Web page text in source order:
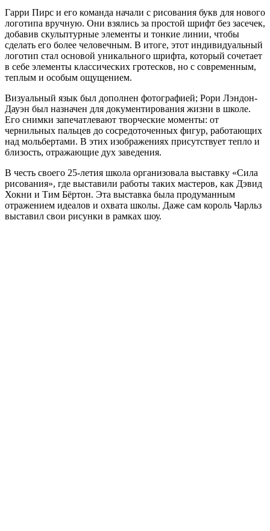
Гарри Пирс и его команда начали с рисования букв для нового
логотипа вручную. Они взялись за простой шрифт без засечек,
добавив скульптурные элементы и тонкие линии, чтобы
сделать его более человечным. В итоге, этот индивидуальный
логотип стал основой уникального шрифта, который сочетает
в себе элементы классических гротесков, но с современным,
теплым и особым ощущением.
Визуальный язык был дополнен фотографией; Рори Лэндон-
Дауэн был назначен для документирования жизни в школе.
Его снимки запечатлевают творческие моменты: от
чернильных пальцев до сосредоточенных фигур, работающих
над мольбертами. В этих изображениях присутствует тепло и
близость, отражающие дух заведения.
В честь своего 25-летия школа организовала выставку «Сила
рисования», где выставили работы таких мастеров, как Дэвид
Хокни и Тим Бёртон. Эта выставка была продуманным
отражением идеалов и охвата школы. Даже сам король Чарльз
выставил свои рисунки в рамках шоу.